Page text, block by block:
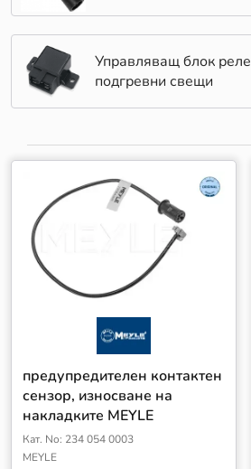
Управляващ блок реле
подгревни свещи
предупредителен контактен
сензор, износване на
накладките MEYLE
Кат. No: 234 054 0003
MEYLE